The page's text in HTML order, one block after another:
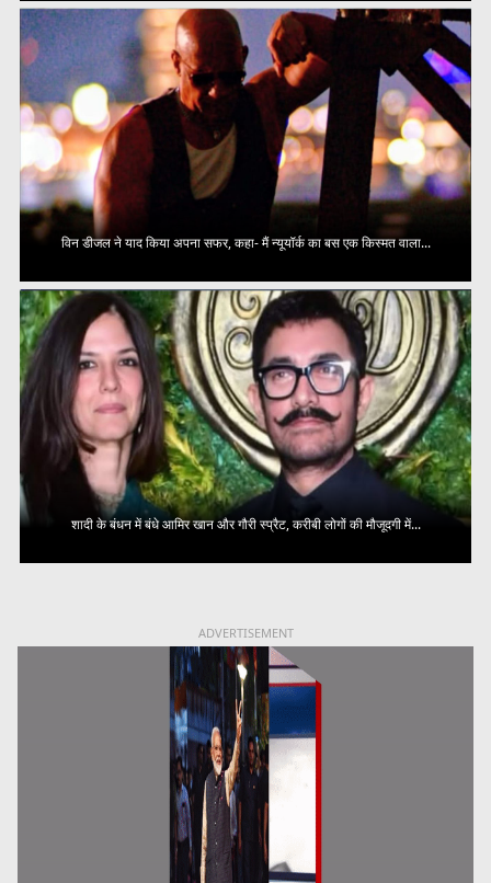
विन डीजल ने याद किया अपना सफर, कहा- मैं न्यूयॉर्क का बस एक किस्मत वाला...
शादी के बंधन में बंधे आमिर खान और गौरी स्प्रैट, करीबी लोगों की मौजूदगी में...
ADVERTISEMENT